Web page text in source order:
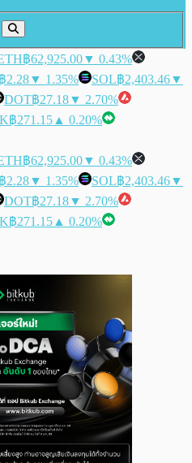
฿62,925.00▼ 0.43%
฿2.28▼ 1.35% SOL฿2,403.46▼
DOT฿27.18▼ 2.70%
฿271.15 ▲ 0.20%
฿62,925.00▼ 0.43%
฿2.28▼ 1.35% SOL฿2,403.46▼
DOT฿27.18▼ 2.70%
฿271.15 ▲ 0.20%